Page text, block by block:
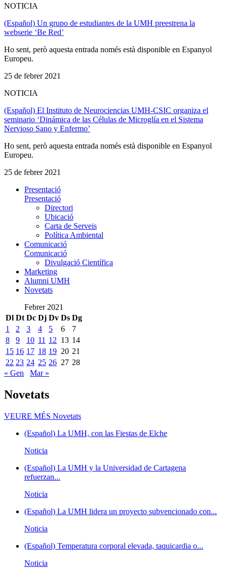
NOTICIA
(Español) Un grupo de estudiantes de la UMH preestrena la
webserie ‘Be Red’
Ho sent, però aquesta entrada només està disponible en Espanyol
Europeu.
25 de febrer 2021
NOTICIA
(Español) El Instituto de Neurociencias UMH-CSIC organiza el
seminario ‘Dinámica de las Células de Microglía en el Sistema
Nervioso Sano y Enfermo’
Ho sent, però aquesta entrada només està disponible en Espanyol
Europeu.
25 de febrer 2021
Presentació
Presentació
Directori
Ubicació
Carta de Serveis
Política Ambiental
Comunicació
Comunicació
Divulgació Científica
Marketing
Alumni UMH
Novetats
Febrer 2021
Dl Dt Dc Dj Dv Ds Dg
1
2 3 4 5 6
7
8
9 10 11 12 13 14
15 16 17 18 19 20 21
22 23 24 25 26 27 28
« Gen
Mar »
Novetats
VEURE MÉS Novetats
(Español) La UMH, con las Fiestas de Elche
Noticia
(Español) La UMH y la Universidad de Cartagena
refuerzan...
Noticia
(Español) La UMH lidera un proyecto subvencionado con...
Noticia
(Español) Temperatura corporal elevada, taquicardia o...
Noticia